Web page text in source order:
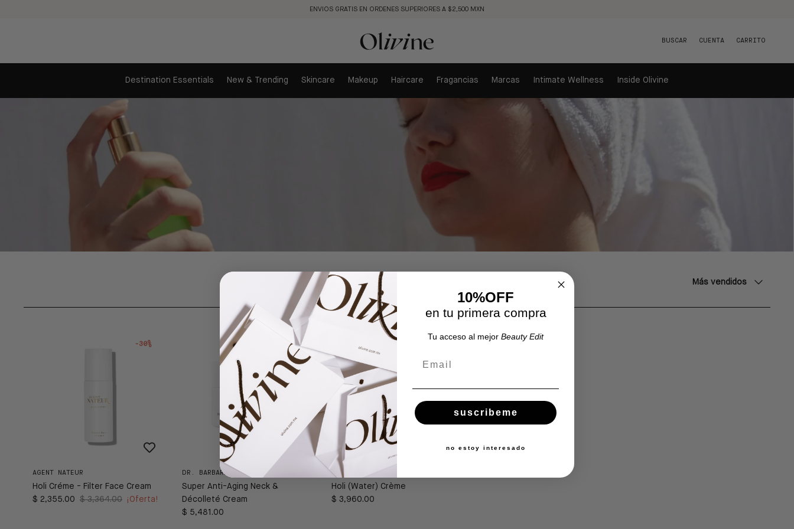
ENVIOS GRATIS EN ORDENES SUPERIORES A $2,500 MXN
BUSCAR CUENTA CARRITO
Destination Essentials New & Trending Skincare Makeup Haircare Fragancias Marcas Intimate Wellness Inside Olivine
3 productos
Más vendidos
-30%
AGENT NATEUR
Holi Créme - Filter Face Cream
$ 2,355.00
$ 3,364.00 ¡Oferta!
DR. BARBARA STURM
Super Anti-Aging Neck &
Décolleté Cream
$ 5,481.00
AGENT NATEUR
Holi (Water) Crème
$ 3,960.00
10%OFF
en tu primera compra
Tu acceso al mejor Beauty Edit
suscribeme
no estoy interesado